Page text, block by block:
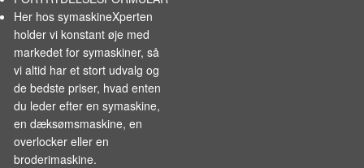
Her hos symaskineXperten
holder vi konstant øje med
markedet forsymaskiner, så
vi altid har et stort udvalg og
de bedste priser, hvad enten
du leder efter en symaskine,
en dæksømsmaskine, en
overlocker eller en
broderimaskine.